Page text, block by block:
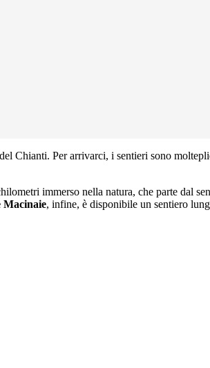
Chianti. Per arrivarci, i sentieri sono
immerso nella natura, che parte dal
Macinaie, infine, è disponibile un sentiero